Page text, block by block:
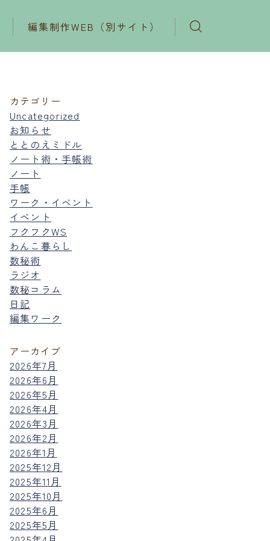
編集制作WEB（別サイト）
カテゴリー
Uncategorized
お知らせ
ととのえミドル
ノート術・手帳術
ノート
手帳
ワーク・イベント
イベント
フクフクWS
わんこ暮らし
数秘術
ラジオ
数秘コラム
日記
編集ワーク
アーカイブ
2026年7月
2026年6月
2026年5月
2026年4月
2026年3月
2026年2月
2026年1月
2025年12月
2025年11月
2025年10月
2025年6月
2025年5月